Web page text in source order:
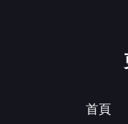
首頁